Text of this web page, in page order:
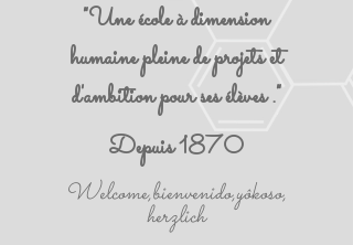
"Une école à dimension
humaine pleine de projets et
d'ambition pour ses élèves ."
Depuis 1870
Welcome,bienvenido,yôkoso,
herzlich